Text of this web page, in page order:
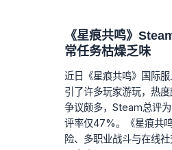
《星痕共鸣》
常任务枯燥乏味
近日《星痕共鸣》国际
引了许多玩家游玩，热
争议颇多，Steam总评
评率仅47%。《星痕共
险、多职业战斗与在线